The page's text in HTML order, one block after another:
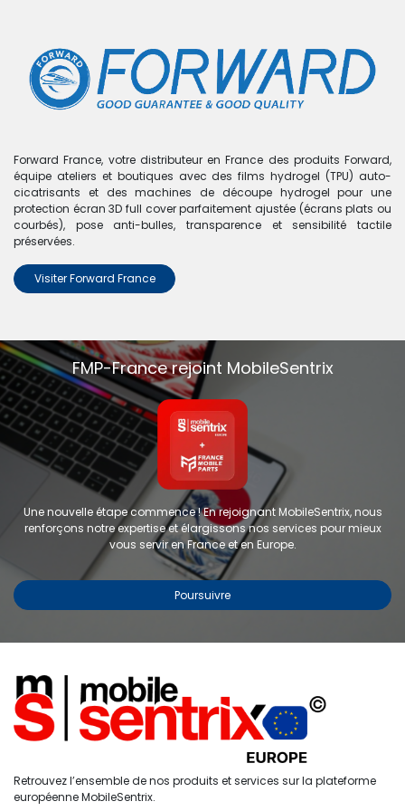
Étiquettes
Accueil Recherche
0
Compte
Boutique 0 articles trouvés.
Nous n'avons trouvé aucun
produit !
Aucun produit défini dans la catégorieZenfone 4 Max
Pro ZC554KL (X00ID)
Forward France, votre distributeur en France des produits Forward,
équipe ateliers et boutiques avec des films hydrogel (TPU) auto-
cicatrisants et des machines de découpe hydrogel pour une
protection écran 3D full cover parfaitement ajustée (écrans plats ou
courbés), pose anti-bulles, transparence et sensibilité tactile
préservées.
Visiter Forward France
FMP-France rejoint MobileSentrix
Une nouvelle étape commence ! En rejoignant MobileSentrix, nous
renforçons notre expertise et élargissons nos services pour mieux
vous servir en France et en Europe.
Poursuivre
Retrouvez l’ensemble de nos produits et services sur la plateforme
européenne MobileSentrix.
Copyright © 2024 FMP-France. Tous droits réservés